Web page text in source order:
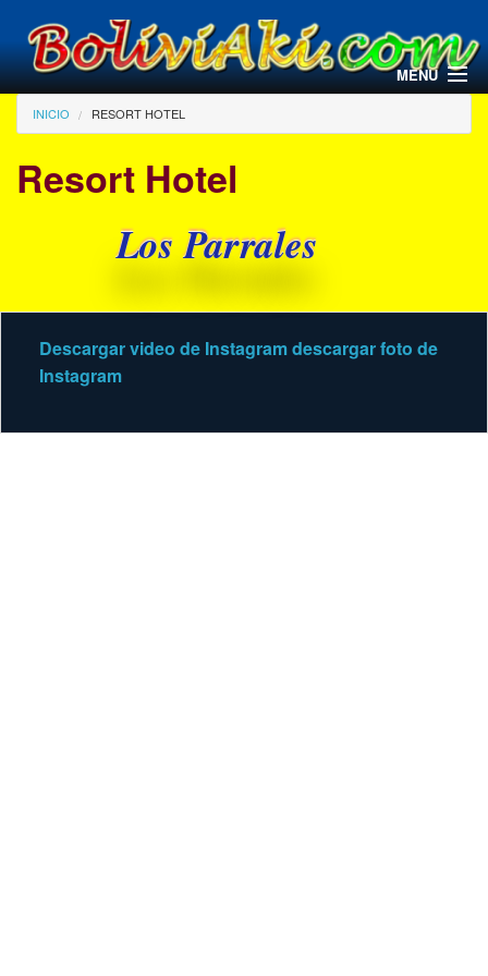
MENU
Usted está aquí
INICIO RESORT HOTEL
Resort Hotel
Los Parrales
Descargar video de Instagramdescargar foto de
Instagram